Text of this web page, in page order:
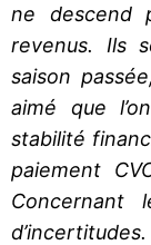
ne descend
revenus. Ils
saison
aimé que
stabilité
paiement